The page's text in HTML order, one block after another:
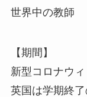
世界中の教師
【期間】
新型コロナウ
英国は学期終